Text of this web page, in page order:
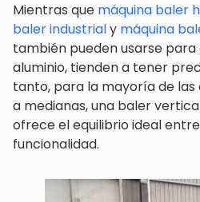
Mientras que máquina baler
baler industrialy máquina
también pueden usarse
aluminio, tienden a tener
tanto, para la mayoría de
a medianas, una baler
ofrece el equilibrio ideal
funcionalidad.